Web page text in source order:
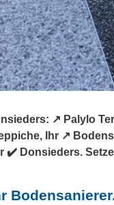
↗️ Palylo
Ihr ↗️
✔️ Donsieders.